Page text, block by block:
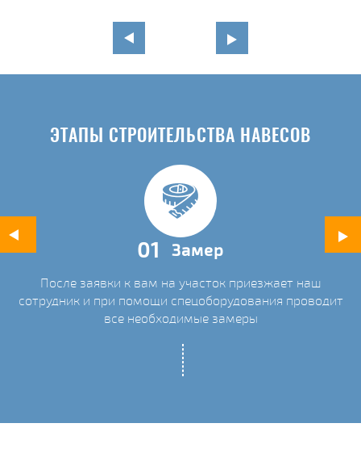
ЭТАПЫ СТРОИТЕЛЬСТВА НАВЕСОВ
01 Замер
После заявки к вам на участок приезжает наш
сотрудник и при помощи спецоборудования проводит
все необходимые замеры